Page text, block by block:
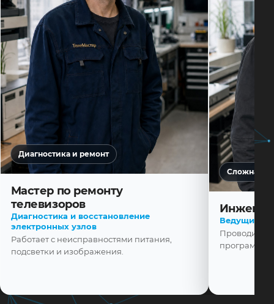
Диагностика и ремонт
Мастер по ремонту
телевизоров
Диагностика и восстановление
электронных узлов
Работает с неисправностями питания,
подсветки и изображения.
Сложная
Ведущий
Проводит